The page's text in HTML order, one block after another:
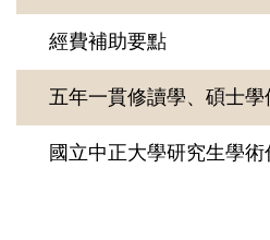
經費補助要點
五年一貫修讀學、碩士
國立中正大學研究生學